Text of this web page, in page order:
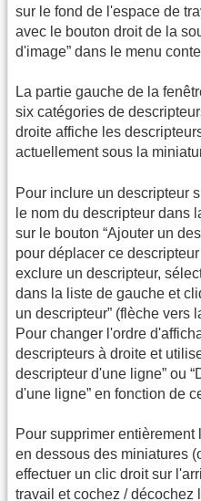
sur le fond de l'espace de
avec le bouton droit de la
d'image” dans le menu
La partie gauche de la
six catégories de
droite affiche les
actuellement sous la
Pour inclure un descripteur
le nom du descripteur dans
sur le bouton “Ajouter un
pour déplacer ce
exclure un descripteur,
dans la liste de gauche et
un descripteur” (flèche vers
Pour changer l'ordre
descripteurs à droite et
descripteur d'une ligne” ou
d'une ligne” en fonction de
Pour supprimer
en dessous des miniatures
effectuer un clic droit sur
travail et cochez / décochez